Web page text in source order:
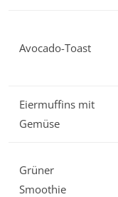
Avocado-Toast
Eiermuffins mit
Gemüse
Grüner
Smoothie